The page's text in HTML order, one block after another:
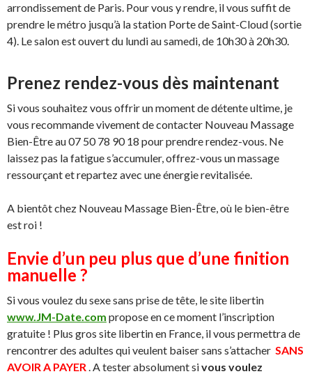
arrondissement de Paris. Pour vous y rendre, il vous suffit de
prendre le métro jusqu’à la station Porte de Saint-Cloud (sortie
4). Le salon est ouvert du lundi au samedi, de 10h30 à 20h30.
Prenez rendez-vous dès maintenant
Si vous souhaitez vous offrir un moment de détente ultime, je
vous recommande vivement de contacter Nouveau Massage
Bien-Être au 07 50 78 90 18 pour prendre rendez-vous. Ne
laissez pas la fatigue s’accumuler, offrez-vous un massage
ressourçant et repartez avec une énergie revitalisée.
A bientôt chez Nouveau Massage Bien-Être, où le bien-être
est roi !
Envie d’un peu plus que d’une finition
manuelle ?
Si vous voulez du sexe sans prise de tête, le site libertin
www.JM-Date.com propose en ce moment l’inscription
gratuite ! Plus gros site libertin en France, il vous permettra de
rencontrer des adultes qui veulent baiser sans s’attacher SANS
AVOIR A PAYER. A tester absolument sivous voulez